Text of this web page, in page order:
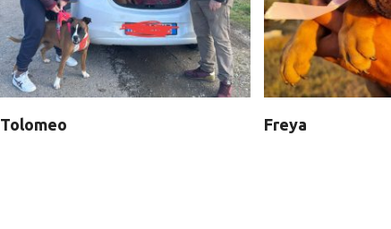
Tolomeo Freya